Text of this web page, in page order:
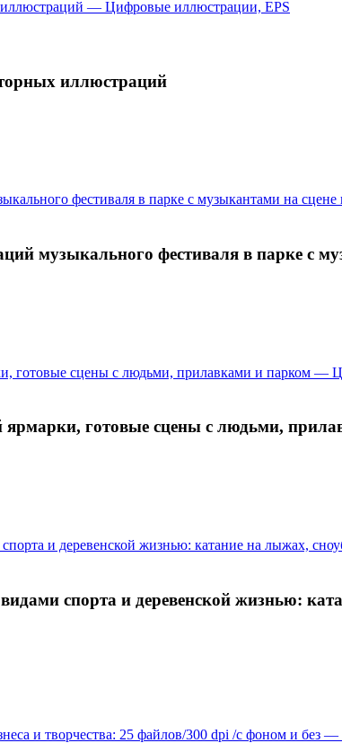
иллюстраций
музыкального фестиваля в парке с
готовые сцены с людьми,
спорта и деревенской жизнью: